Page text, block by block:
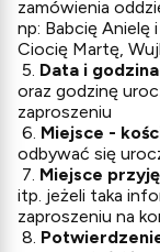
zamówienia
np: Babcię Anielę
Ciocię Martę,
5. Data i
oraz godzinę
zaproszeniu
6. Miejsce -
odbywać się
7. Miejsce
itp. jeżeli taka
zaproszeniu na
8.